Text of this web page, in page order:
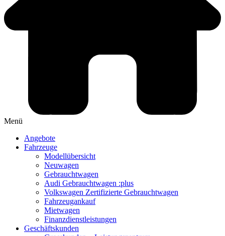
Menü
Angebote
Fahrzeuge
Modellübersicht
Neuwagen
Gebrauchtwagen
Audi Gebrauchtwagen :plus
Volkswagen Zertifizierte Gebrauchtwagen
Fahrzeugankauf
Mietwagen
Finanzdienstleistungen
Geschäftskunden